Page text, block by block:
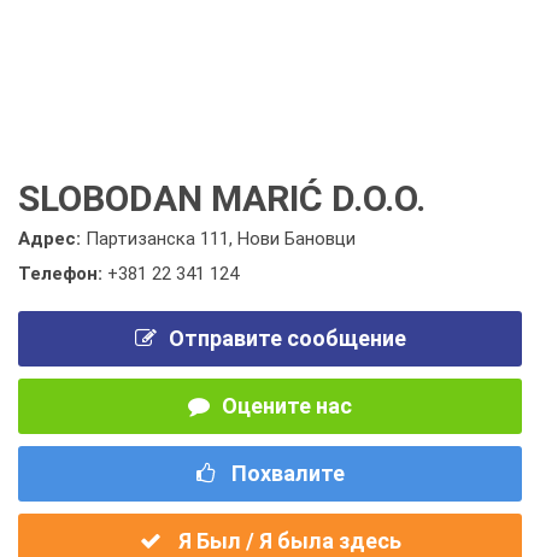
SLOBODAN MARIĆ D.O.O.
Адрес: Партизанска 111, Нови Бановци
Телефон: +381 22 341 124
Отправите сообщение
Оцените нас
Похвалите
Я Был / Я была здесь